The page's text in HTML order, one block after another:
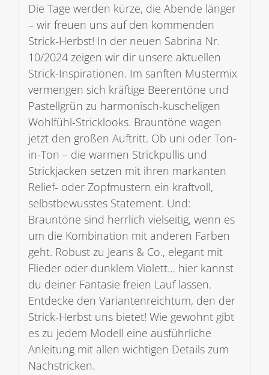
Die Tage werden kürze, die Abende länger
– wir freuen uns auf den kommenden
Strick-Herbst! In der neuen Sabrina Nr.
10/2024 zeigen wir dir unsere aktuellen
Strick-Inspirationen. Im sanften Mustermix
vermengen sich kräftige Beerentöne und
Pastellgrün zu harmonisch-kuscheligen
Wohlfühl-Stricklooks. Brauntöne wagen
jetzt den großen Auftritt. Ob uni oder Ton-
in-Ton – die warmen Strickpullis und
Strickjacken setzen mit ihren markanten
Relief- oder Zopfmustern ein kraftvoll,
selbstbewusstes Statement. Und:
Brauntöne sind herrlich vielseitig, wenn es
um die Kombination mit anderen Farben
geht. Robust zu Jeans & Co., elegant mit
Flieder oder dunklem Violett… hier kannst
du deiner Fantasie freien Lauf lassen.
Entdecke den Variantenreichtum, den der
Strick-Herbst uns bietet! Wie gewohnt gibt
es zu jedem Modell eine ausführliche
Anleitung mit allen wichtigen Details zum
Nachstricken.